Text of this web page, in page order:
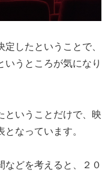
したということで、
いうところが気になり
ということだけで、映
なっています。
などを考えると、２０